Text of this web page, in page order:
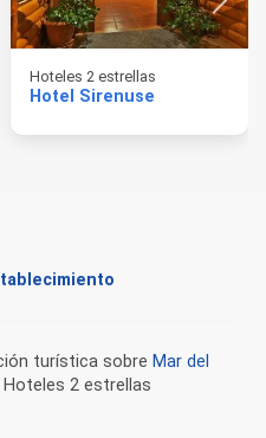
Hoteles 2 estrellas
Hotel Sirenuse
turística sobre Mar del
2 estrellas